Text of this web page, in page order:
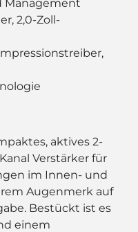
Management
2,0-Zoll-
aktives 2-
Verstärker für
im Innen- und
Augenmerk auf
Bestückt ist es
einem